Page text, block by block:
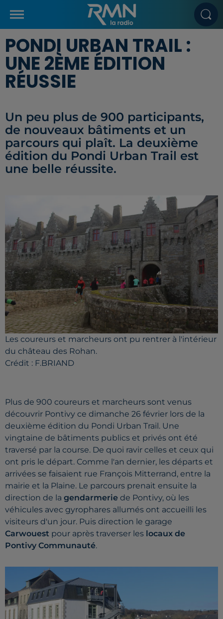
PONDI URBAN TRAIL :
UNE 2ÈME ÉDITION
RÉUSSIE
Un peu plus de 900 participants,
de nouveaux bâtiments et un
parcours qui plaît. La deuxième
édition du Pondi Urban Trail est
une belle réussite.
Les coureurs et marcheurs ont pu rentrer à l'intérieur
du château des Rohan.
Crédit : F.BRIAND
Plus de 900 coureurs et marcheurs sont venus
découvrir Pontivy ce dimanche 26 février lors de la
deuxième édition du Pondi Urban Trail. Une
vingtaine de bâtiments publics et privés ont été
traversé par la course. De quoi ravir celles et ceux qui
ont pris le départ. Comme l'an dernier, les départs et
arrivées se faisaient rue François Mitterrand, entre la
mairie et la Plaine. Le parcours prenait ensuite la
direction de la gendarmerie de Pontivy, où les
véhicules avec gyrophares allumés ont accueilli les
visiteurs d'un jour. Puis direction le garage
Carwouest pour après traverser les locaux de
Pontivy Communauté.